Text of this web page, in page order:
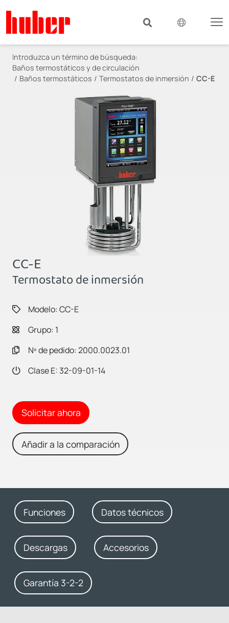
Introduzca un término de búsqueda:
Baños termostáticos y de circulación
Baños termostáticos
Termostatos de inmersión CC-E
CC-E
Termostato de inmersión
Modelo: CC-E
Grupo: 1
Nº de pedido: 2000.0023.01
Clase E: 32-09-01-14
Solicitar ahora
Añadir a la comparación
Funciones Datos técnicos
Descargas Accesorios
Garantía 3-2-2